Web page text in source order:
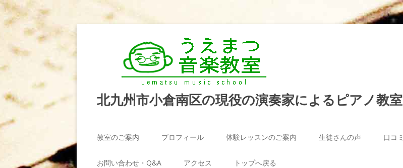
北九州市小倉南区の現役の演奏家によるピアノ教室
ン
テ
教室のご案内
うえまつ音楽教室が選ばれる理由
プロフィール 体験レッスンのご案内 生徒さんの声 口コミ
お問い合わせ・Q&A アクセス トップへ戻る